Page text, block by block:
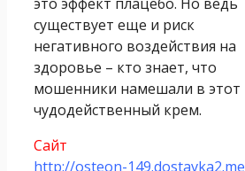
существует еще и риск
негативного воздействия на
здоровье – кто знает, что
мошенники намешали в этот
чудодейственный крем.
Сайт
http://osteon-149.dostavka2.me